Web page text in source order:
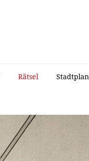
Rätsel Stadtplan